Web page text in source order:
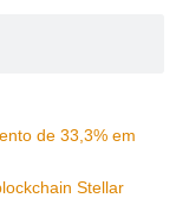
de 33,3% em
Stellar